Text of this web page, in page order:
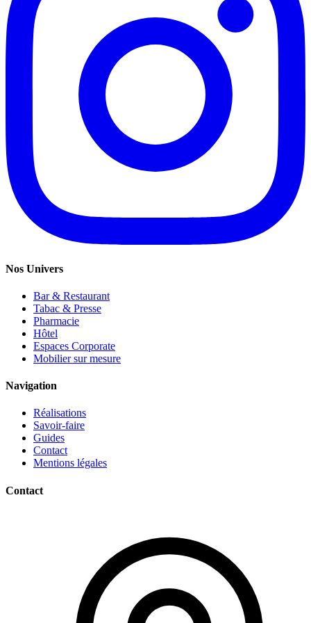
Nos Univers
Bar & Restaurant
Tabac & Presse
Pharmacie
Hôtel
Espaces Corporate
Mobilier sur mesure
Navigation
Réalisations
Savoir-faire
Guides
Contact
Mentions légales
Contact